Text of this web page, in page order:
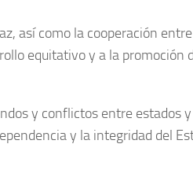
así como la cooperación
equitativo y a la promoción
y conflictos entre estados
y la integridad del